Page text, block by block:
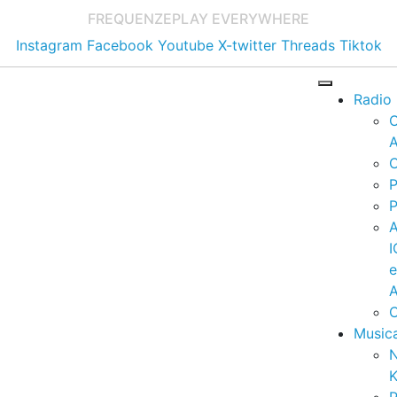
FREQUENZEPLAY EVERYWHERE
Instagram Facebook Youtube X-twitter Threads Tiktok
Radio
e